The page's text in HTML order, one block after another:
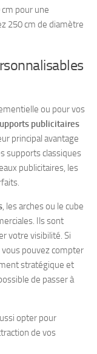
pour une
250 cm de diamètre
ou pour vos
publicitaires
principal avantage
supports classiques
publicitaires, les
, les arches ou le cube
Ils sont
votre visibilité. Si
vous pouvez compter
stratégique et
de passer à
opter pour
de vos